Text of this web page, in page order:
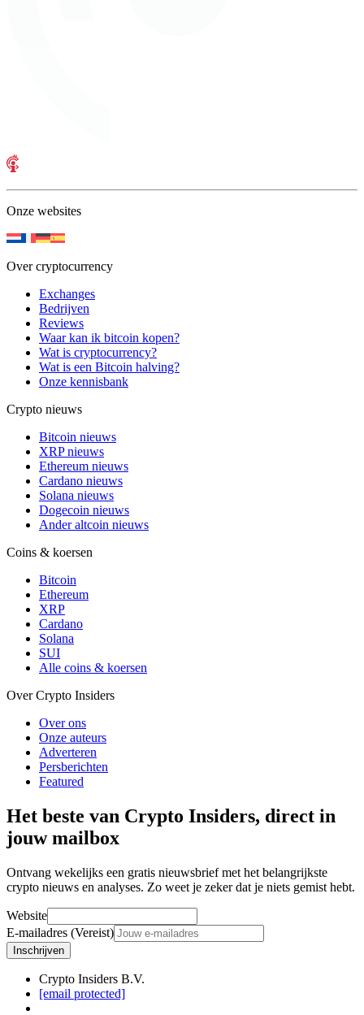
Onze websites
Over cryptocurrency
Exchanges
Bedrijven
Reviews
Waar kan ik bitcoin kopen?
Wat is cryptocurrency?
Wat is een Bitcoin halving?
Onze kennisbank
Crypto nieuws
Bitcoin nieuws
XRP nieuws
Ethereum nieuws
Cardano nieuws
Solana nieuws
Dogecoin nieuws
Ander altcoin nieuws
Coins & koersen
Bitcoin
Ethereum
XRP
Cardano
Solana
SUI
Alle coins & koersen
Over Crypto Insiders
Over ons
Onze auteurs
Adverteren
Persberichten
Featured
Het beste van Crypto Insiders, direct in
jouw mailbox
Ontvang wekelijks een gratis nieuwsbrief met het belangrijkste
crypto nieuws en analyses. Zo weet je zeker dat je niets gemist hebt.
Website
E-mailadres (Vereist)
Inschrijven
Crypto Insiders B.V.
[email protected]